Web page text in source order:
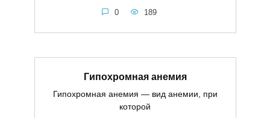
0 189
Гипохромная анемия
Гипохромная анемия — вид анемии, при
которой